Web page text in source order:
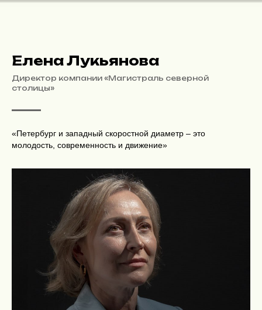
Елена Лукьянова
Директор компании «Магистраль северной
столицы»
«Петербург и западный скоростной диаметр – это
молодость, современность и движение»